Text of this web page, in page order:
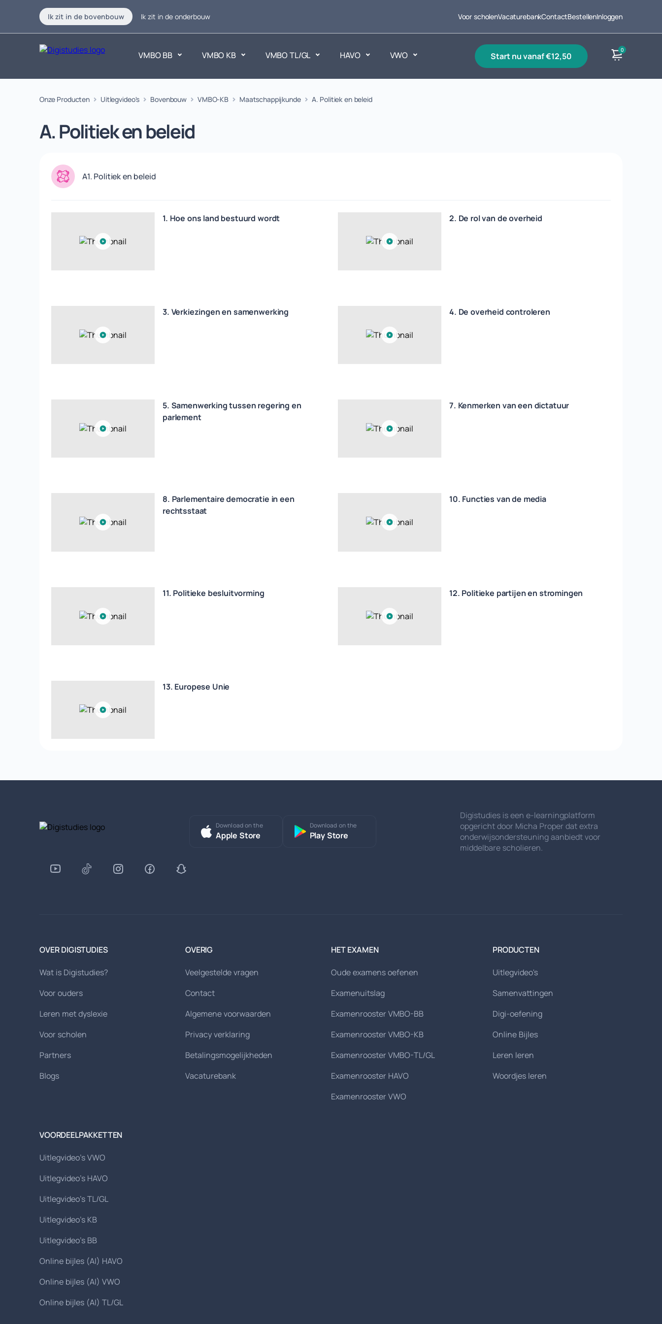
Ik zit in de bovenbouw Ik zit in de onderbouw Voor scholenVacaturebankContactBestellenInloggen
VMBO BB VMBO KB VMBO TL/GL HAVO VWO start nu vanaf €12,50
0
Exacte vakken Taalvakken Maatschappijvakken
Onze Producten Uitlegvideo's Bovenbouw VMBO-KB Maatschappijkunde A. Politiek en beleid
A. Politiek en beleid
A1. Politiek en beleid
1. Hoe ons land bestuurd wordt 2. De rol van de overheid
3. Verkiezingen en samenwerking 4. De overheid controleren
5. Samenwerking tussen regering en
parlement
7. Kenmerken van een dictatuur
8. Parlementaire democratie in een
rechtsstaat
10. Functies van de media
11. Politieke besluitvorming 12. Politieke partijen en stromingen
13. Europese Unie
Download on the
Apple Store
Download on the
Play Store
Digistudies is een e-learningplatform
opgericht door Micha Proper dat extra
onderwijsondersteuning aanbiedt voor
middelbare scholieren.
OVER DIGISTUDIES
Wat is Digistudies?
Voor ouders
Leren met dyslexie
Voor scholen
Partners
Blogs
OVERIG
Veelgestelde vragen
Contact
Algemene voorwaarden
Privacy verklaring
Betalingsmogelijkheden
Vacaturebank
HET EXAMEN
Oude examens oefenen
Examenuitslag
Examenrooster VMBO-BB
Examenrooster VMBO-KB
Examenrooster VMBO-TL/GL
Examenrooster HAVO
Examenrooster VWO
PRODUCTEN
Uitlegvideo's
Samenvattingen
Digi-oefening
Online Bijles
Leren leren
Woordjes leren
VOORDEELPAKKETTEN
Uitlegvideo's VWO
Uitlegvideo's HAVO
Uitlegvideo's TL/GL
Uitlegvideo's KB
Uitlegvideo's BB
Online bijles (AI) HAVO
Online bijles (AI) VWO
Online bijles (AI) TL/GL